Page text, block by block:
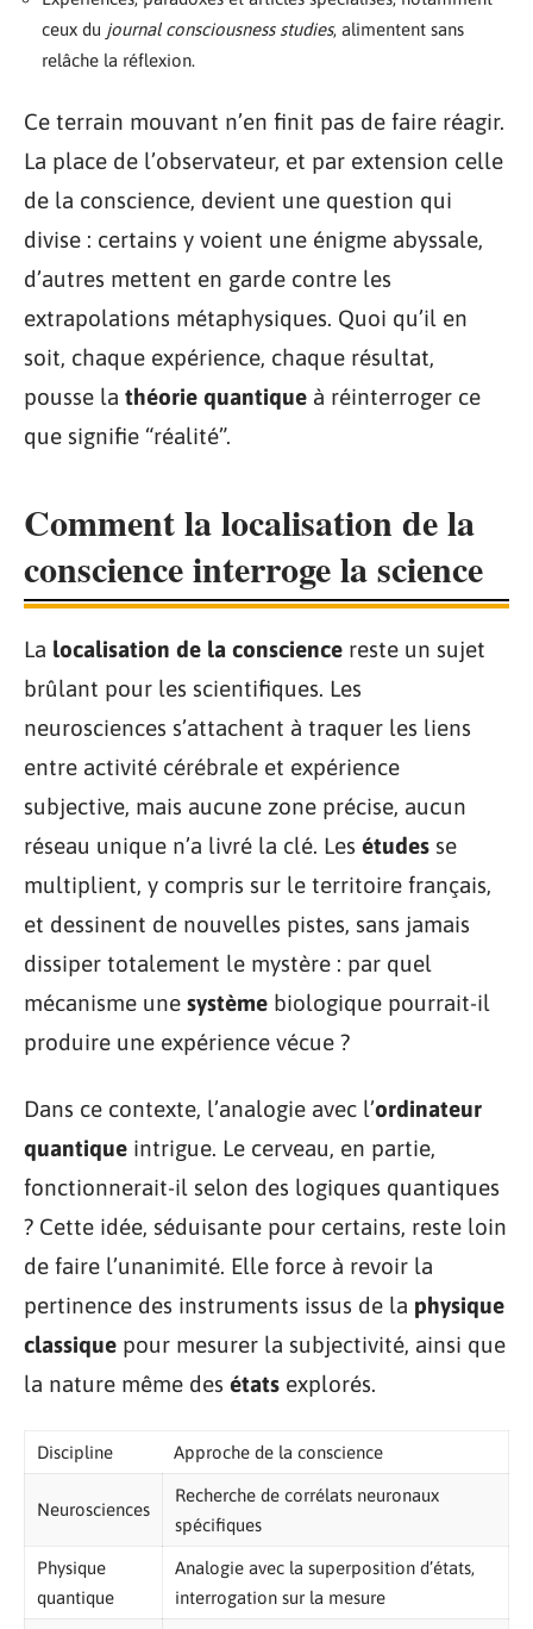
ceux du journal consciousness studies, alimentent sans
relâche la réflexion.
Ce terrain mouvant n’en finit pas de faire réagir.
La place de l’observateur, et par extension celle
de la conscience, devient une question qui
divise : certains y voient une énigme abyssale,
d’autres mettent en garde contre les
extrapolations métaphysiques. Quoi qu’il en
soit, chaque expérience, chaque résultat,
pousse la théorie quantique à réinterroger ce
que signifie “réalité”.
Comment la localisation de la
conscience interroge la science
La localisation de la conscience reste un sujet
brûlant pour les scientifiques. Les
neurosciences s’attachent à traquer les liens
entre activité cérébrale et expérience
subjective, mais aucune zone précise, aucun
réseau unique n’a livré la clé. Les études se
multiplient, y compris sur le territoire français,
et dessinent de nouvelles pistes, sans jamais
dissiper totalement le mystère : par quel
mécanisme une système biologique pourrait-il
produire une expérience vécue ?
Dans ce contexte, l’analogie avec l’ordinateur
quantique intrigue. Le cerveau, en partie,
fonctionnerait-il selon des logiques quantiques
? Cette idée, séduisante pour certains, reste loin
de faire l’unanimité. Elle force à revoir la
pertinence des instruments issus de la physique
classique pour mesurer la subjectivité, ainsi que
la nature même des états explorés.
Discipline Approche de la conscience
Neurosciences
Recherche de corrélats neuronaux
spécifiques
Physique
quantique
Analogie avec la superposition d’états,
interrogation sur la mesure